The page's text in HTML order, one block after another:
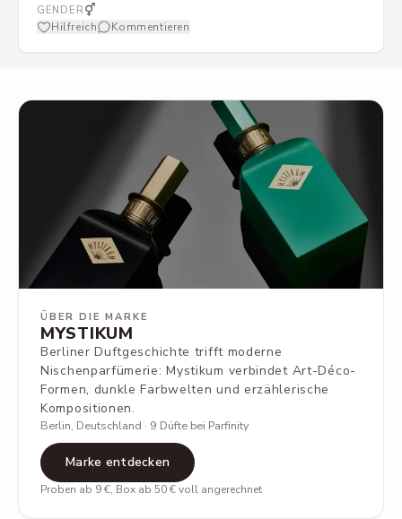
in ihrem geheimen Garten bleiben.
GENDER ⚥
Hilfreich Kommentieren
ÜBER DIE MARKE
MYSTIKUM
Berliner Duftgeschichte trifft moderne
Nischenparfümerie: Mystikum verbindet Art-Déco-
Formen, dunkle Farbwelten und erzählerische
Kompositionen.
Berlin, Deutschland · 9 Düfte bei Parfinity
Marke entdecken
Proben ab 9 €, Box ab 50 € voll angerechnet